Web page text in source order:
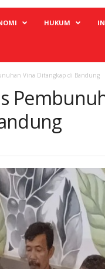
HUKUM
Vina Ditangkap di Bandung